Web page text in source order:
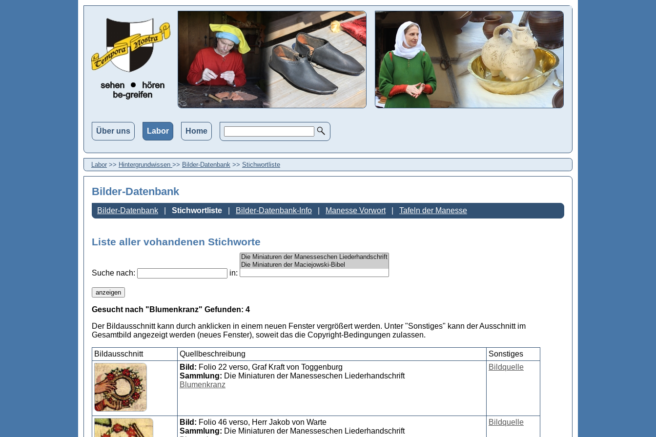
Über uns Labor Home
Labor >> Hintergrundwissen >> Bilder-Datenbank >> Stichwortliste
Bilder-Datenbank
Bilder-Datenbank Stichwortliste Bilder-Datenbank-Info Manesse Vorwort Tafeln der Manesse
Liste aller vohandenen Stichworte
Suche nach: in:
Gesucht nach "Blumenkranz" Gefunden: 4
Der Bildausschnitt kann durch anklicken in einem neuen Fenster vergrößert werden. Unter "Sonstiges" kann der Ausschnitt im
Gesamtbild angezeigt werden (neues Fenster), soweit das die Copyright-Bedingungen zulassen.
Bildausschnitt Quellbeschreibung
Sonstiges
Bild: Folio 22 verso, Graf Kraft von Toggenburg
Sammlung: Die Miniaturen der Manesseschen Liederhandschrift
Blumenkranz
Bildquelle
Bild: Folio 46 verso, Herr Jakob von Warte
Sammlung: Die Miniaturen der Manesseschen Liederhandschrift
Bildquelle